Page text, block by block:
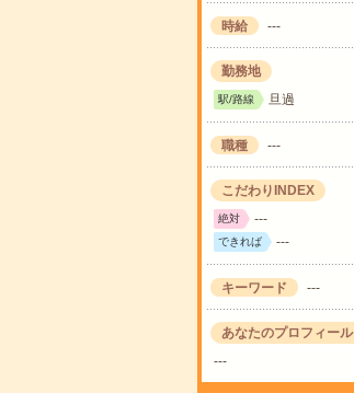
時給 ---
勤務地
駅/路線 旦過
職種 ---
こだわりINDEX
絶対 ---
できれば ---
キーワード ---
あなたのプロフィール
---